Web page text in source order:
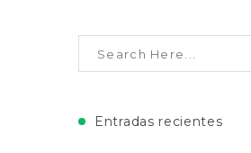
Entradas recientes